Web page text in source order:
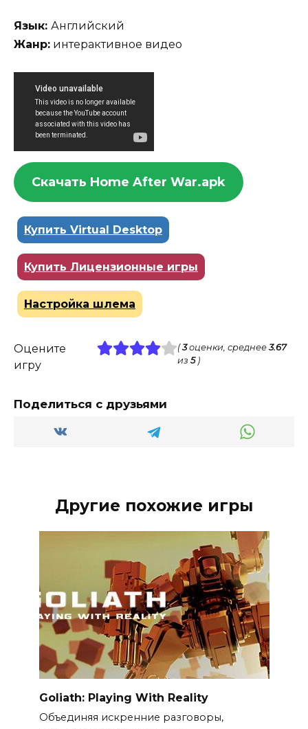
Язык: Английский
Жанр: интерактивное видео
Скачать Home After War.apk
Купить Virtual Desktop
Купить Лицензионные игры
Настройка шлема
Оцените
игру
(3оценки, среднее3.67
из 5)
Поделиться с друзьями
Другие похожие игры
Goliath: Playing With Reality
Объединяя искренние разговоры,